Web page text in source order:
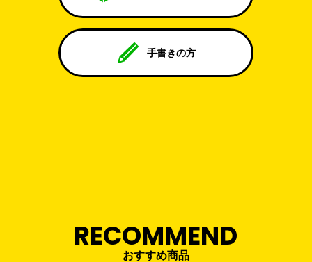
手書きの方
RECOMMEND
おすすめ商品